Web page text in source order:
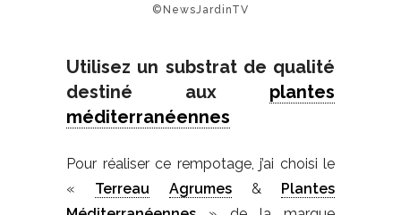
©NewsJardinTV
Utilisez un substrat de qualité
destiné aux plantes
méditerranéennes
Pour réaliser ce rempotage, j’ai choisi le
« Terreau Agrumes & Plantes